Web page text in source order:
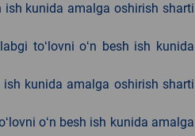
kunida amalga oshirish sharti
toʻlovni oʻn besh ish kunida
kunida amalga oshirish sharti
oʻn besh ish kunida amalga